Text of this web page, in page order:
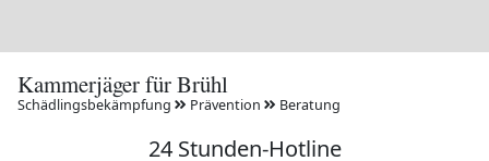
Kammerjäger für Brühl
Schädlingsbekämpfung Prävention Beratung
24 Stunden-Hotline